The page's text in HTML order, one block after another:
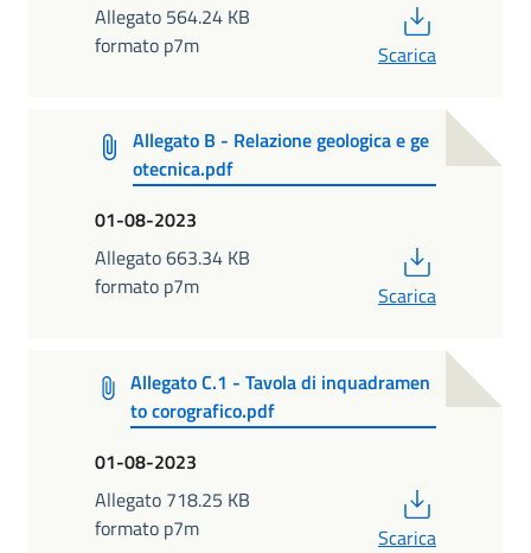
Allegato 564.24 KB
formato p7m
Scarica
Allegato B - Relazione geologica e ge
otecnica.pdf
01-08-2023
Allegato 663.34 KB
formato p7m
Scarica
Allegato C.1 - Tavola di inquadramen
to corografico.pdf
01-08-2023
Allegato 718.25 KB
formato p7m
Scarica